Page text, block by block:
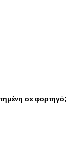
σε φορτηγό;